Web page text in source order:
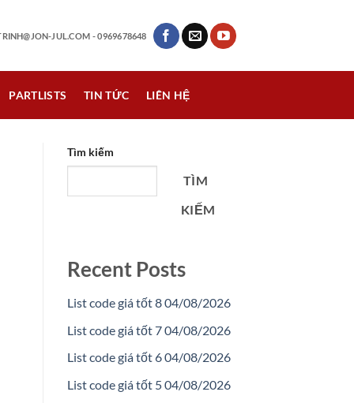
JUL.COM - 0969678648
PARTLISTS TIN TỨC LIÊN HỆ
Tìm kiếm
TÌM
KIẾM
Recent Posts
List code giá tốt 8 04/08/2026
List code giá tốt 7 04/08/2026
List code giá tốt 6 04/08/2026
List code giá tốt 5 04/08/2026